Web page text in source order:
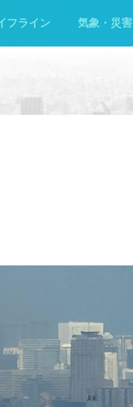
フライン 気象・災害